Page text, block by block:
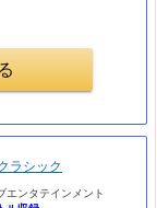
ラシック
エンタテインメント